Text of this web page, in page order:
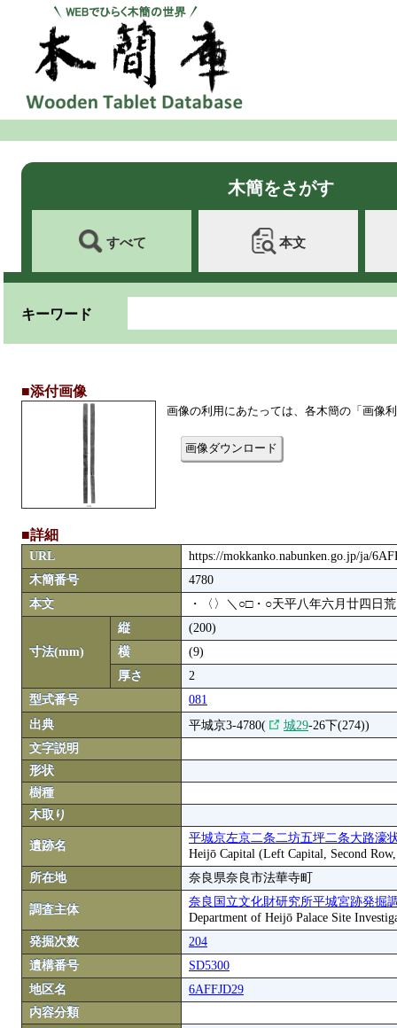
木簡をさがす
すべて 本文
キーワード
■添付画像
画像の利用にあたっては、各木簡の「画像
画像ダウンロード
■詳細
URL
https://mokkanko.nabunken.go.jp/ja/
木簡番号
4780
本文
・〈〉＼○□・○天平八年六月廿四日
寸法(mm)
縦
(200)
横
(9)
厚さ
2
型式番号
081
出典
平城京3-4780( 城29-26下(274))
文字説明
形状
樹種
木取り
遺跡名
平城京左京二条二坊五坪二条大路濠
Heijō Capital (Left Capital, Second
所在地
奈良県奈良市法華寺町
調査主体
奈良国立文化財研究所平城宮跡発掘
Department of Heijō Palace Site
発掘次数
204
遺構番号
SD5300
地区名
6AFFJD29
内容分類